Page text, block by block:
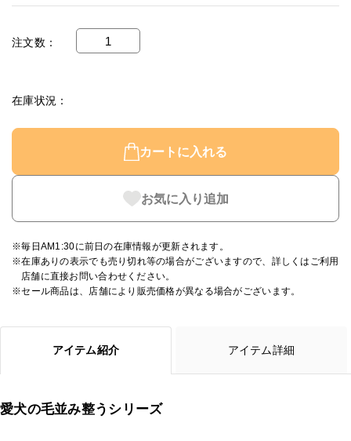
注文数
在庫状況
カートに入れる
お気に入り追加
※毎日AM1:30に前日の在庫情報が更新されます。
※在庫ありの表示でも売り切れ等の場合がございますので、詳しくはご利用
店舗に直接お問い合わせください。
※セール商品は、店舗により販売価格が異なる場合がございます。
アイテム紹介
愛犬の毛並み整うシリーズ
アイテム詳細